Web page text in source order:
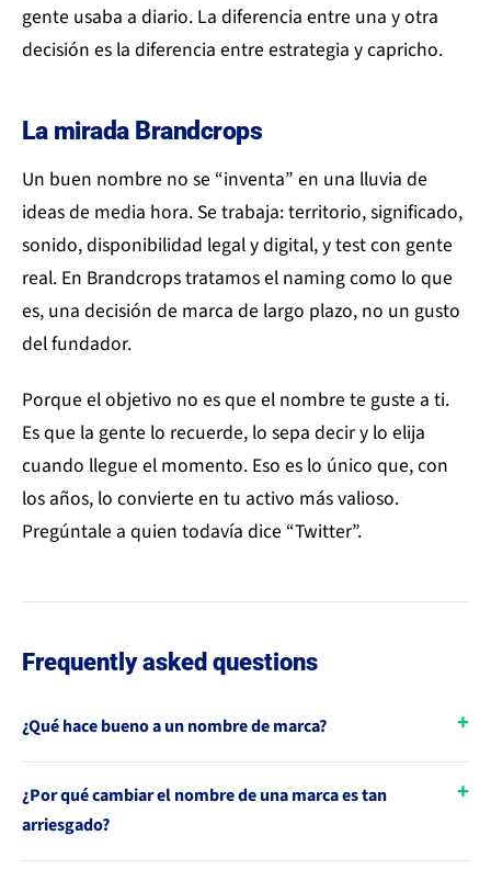
gente usaba a diario. La diferencia entre una y otra
decisión es la diferencia entre estrategia y capricho.
La mirada Brandcrops
Un buen nombre no se “inventa” en una lluvia de
ideas de media hora. Se trabaja: territorio, significado,
sonido, disponibilidad legal y digital, y test con gente
real. En Brandcrops tratamos el naming como lo que
es, una decisión de marca de largo plazo, no un gusto
del fundador.
Porque el objetivo no es que el nombre te guste a ti.
Es que la gente lo recuerde, lo sepa decir y lo elija
cuando llegue el momento. Eso es lo único que, con
los años, lo convierte en tu activo más valioso.
Pregúntale a quien todavía dice “Twitter”.
Frequently asked questions
¿Qué hace bueno a un nombre de marca?
¿Por qué cambiar el nombre de una marca es tan
arriesgado?